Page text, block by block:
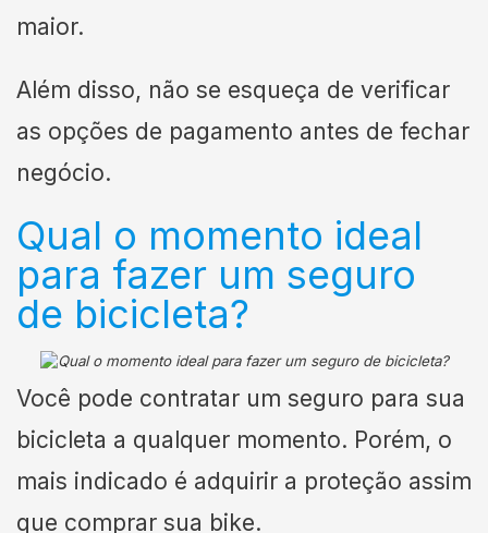
maior.
Além disso, não se esqueça de verificar
as opções de pagamento antes de fechar
negócio.
Qual o momento ideal
para fazer um seguro
de bicicleta?
Você pode contratar um seguro para sua
bicicleta a qualquer momento. Porém, o
mais indicado é adquirir a proteção assim
que comprar sua bike.